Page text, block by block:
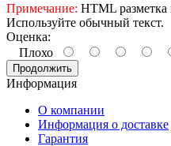
Примечание: HTML разметка
Используйте обычный текст.
Оценка:
Плохо
Продолжить
Информация
О компании
Информация о доставке
Гарантия